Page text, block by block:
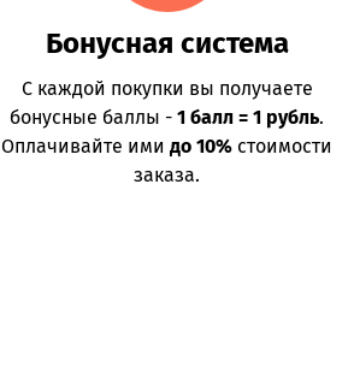
Бонусная система
С каждой покупки вы получаете
бонусные баллы -1 балл = 1 рубль.
Оплачивайте имидо 10% стоимости
заказа.